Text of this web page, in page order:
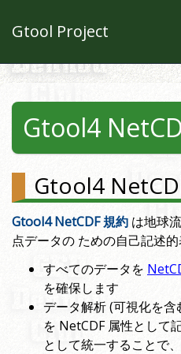
Gtool Project
Gtool4
Gtool4
Gtool4 NetCDF 規約 は地球
点データの ための自己記述的
すべてのデータを
を確保します
データ解析 (可視化を
を NetCDF 属性として
として統一することで、